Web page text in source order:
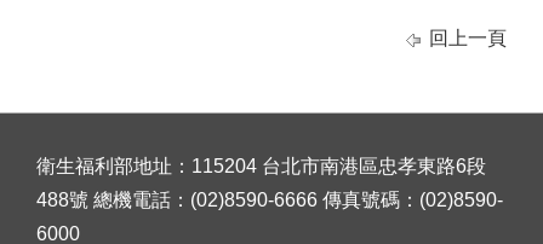
回上一頁
衛生福利部地址：115204 台北市南港區忠孝東路6段
488號 總機電話：(02)8590-6666 傳真號碼：(02)8590-
6000